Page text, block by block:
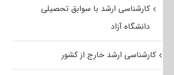
کارشناسی ارشد با سوابق تحصیلی
دانشگاه آزاد
کارشناسی ارشد خارج از کشور